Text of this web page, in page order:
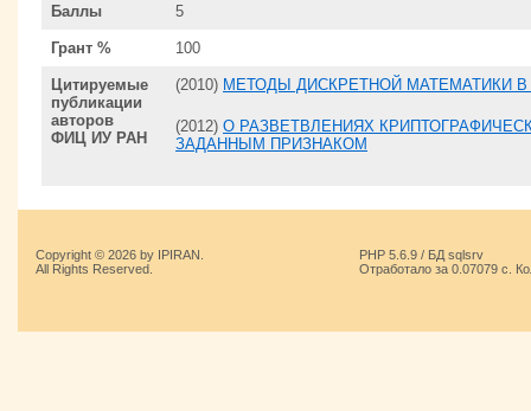
Баллы 5
Грант % 100
Цитируемые
публикации
авторов
ФИЦ ИУ РАН
(2010) МЕТОДЫ ДИСКРЕТНОЙ МАТЕМАТИКИ В
(2012) О РАЗВЕТВЛЕНИЯХ
ЗАДАННЫМ ПРИЗНАКОМ
Copyright © 2026 by IPIRAN.
All Rights Reserved.
PHP 5.6.9 / БД sqlsrv
Отработало за 0.07079 с.